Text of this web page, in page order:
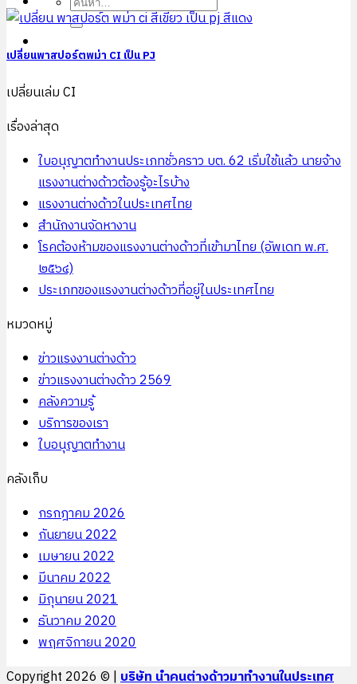
เปลี่ยนพาสปอร์ตพม่า CI เป็น PJ
เปลี่ยนเล่ม CI
เรื่องล่าสุด
ใบอนุญาตทำงานประเภทชั่วคราว บต. 62 เริ่มใช้แล้ว นายจ้าง
แรงงานต่างด้าวต้องรู้อะไรบ้าง
แรงงานต่างด้าวในประเทศไทย
สำนักงานจัดหางาน
โรคต้องห้ามของแรงงานต่างด้าวที่เข้ามาไทย (อัพเดท พ.ศ.
๒๕๖๔)
ประเภทของแรงงานต่างด้าวที่อยู่ในประเทศไทย
หมวดหมู่
ข่าวแรงงานต่างด้าว
ข่าวแรงงานต่างด้าว 2569
คลังความรู้
บริการของเรา
ใบอนุญาตทำงาน
คลังเก็บ
กรกฎาคม 2026
กันยายน 2022
เมษายน 2022
มีนาคม 2022
มิถุนายน 2021
ธันวาคม 2020
พฤศจิกายน 2020
Copyright 2026 © | บริษัท นำคนต่างด้าวมาทำงานในประเทศ